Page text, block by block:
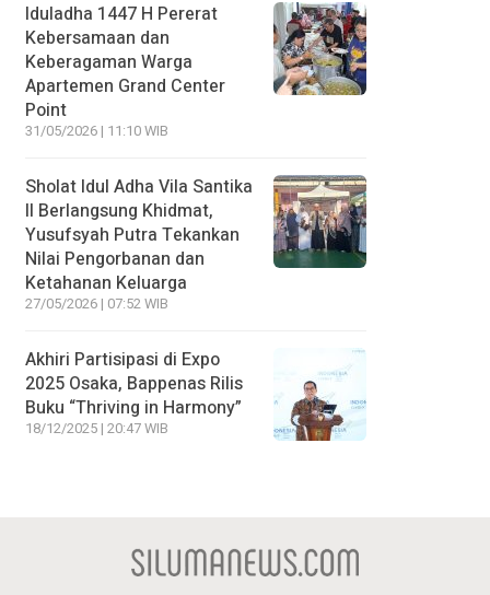
Iduladha 1447 H Pererat
Kebersamaan dan
Keberagaman Warga
Apartemen Grand Center
Point
31/05/2026 | 11:10 WIB
Sholat Idul Adha Vila Santika
II Berlangsung Khidmat,
Yusufsyah Putra Tekankan
Nilai Pengorbanan dan
Ketahanan Keluarga
27/05/2026 | 07:52 WIB
Akhiri Partisipasi di Expo
2025 Osaka, Bappenas Rilis
Buku “Thriving in Harmony”
18/12/2025 | 20:47 WIB